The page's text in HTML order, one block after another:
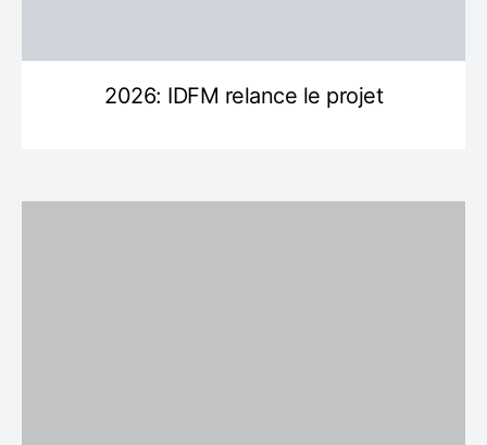
2026: IDFM relance le projet